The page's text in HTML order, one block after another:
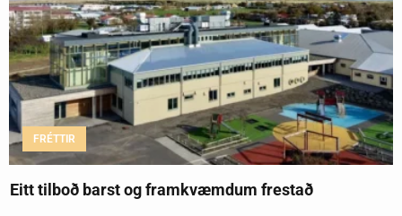
FRÉTTIR
Eitt tilboð barst og framkvæmdum frestað